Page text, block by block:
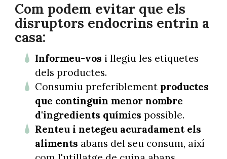
Com podem evitar que els
disruptors endocrins entrin a
casa:
Informeu-vos i llegiu les etiquetes
dels productes.
Consumiu preferiblement productes
que continguin menor nombre
d'ingredients químics possible.
Renteu i netegeu acuradament els
aliments abans del seu consum, així